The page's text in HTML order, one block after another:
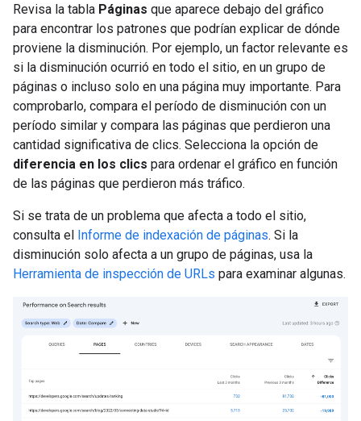
Revisa la tabla Páginas que aparece debajo del gráfico
para encontrar los patrones que podrían explicar de dónde
proviene la disminución. Por ejemplo, un factor relevante es
si la disminución ocurrió en todo el sitio, en un grupo de
páginas o incluso solo en una página muy importante. Para
comprobarlo, compara el período de disminución con un
período similar y compara las páginas que perdieron una
cantidad significativa de clics. Selecciona la opción de
diferencia en los clics para ordenar el gráfico en función
de las páginas que perdieron más tráfico.
Si se trata de un problema que afecta a todo el sitio,
consulta el Informe de indexación de páginas. Si la
disminución solo afecta a un grupo de páginas, usa la
Herramienta de inspección de URLs para examinar algunas.